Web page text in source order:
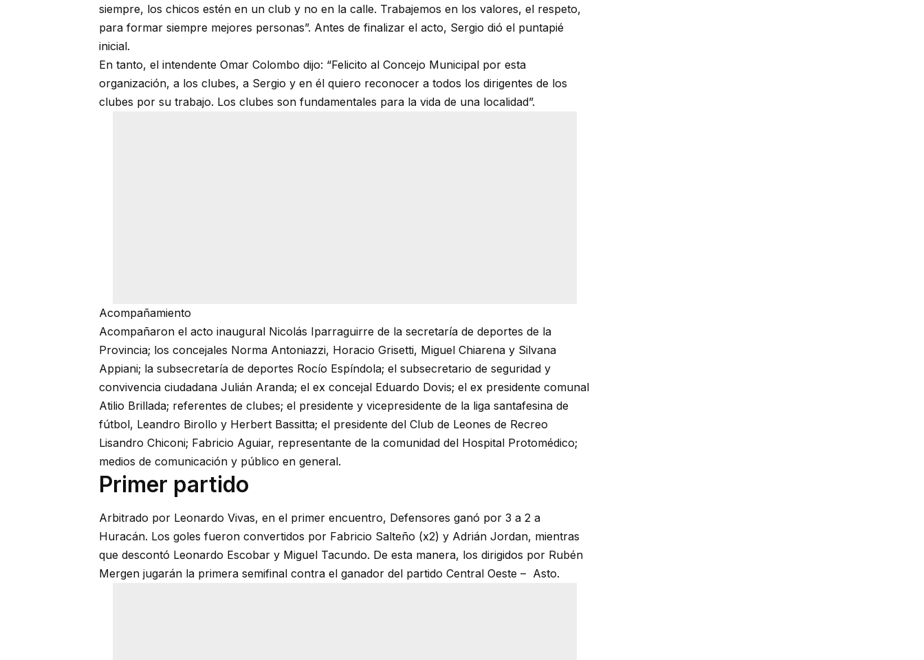
siempre, los chicos estén en un club y no en la calle. Trabajemos en los valores, el respeto,
para formar siempre mejores personas”. Antes de finalizar el acto, Sergio dió el puntapié
inicial.
En tanto, el intendente Omar Colombo dijo: “Felicito al Concejo Municipal por esta
organización, a los clubes, a Sergio y en él quiero reconocer a todos los dirigentes de los
clubes por su trabajo. Los clubes son fundamentales para la vida de una localidad”.
Acompañamiento
Acompañaron el acto inaugural Nicolás Iparraguirre de la secretaría de deportes de la
Provincia; los concejales Norma Antoniazzi, Horacio Grisetti, Miguel Chiarena y Silvana
Appiani; la subsecretaría de deportes Rocío Espíndola; el subsecretario de seguridad y
convivencia ciudadana Julián Aranda; el ex concejal Eduardo Dovis; el ex presidente comunal
Atilio Brillada; referentes de clubes; el presidente y vicepresidente de la liga santafesina de
fútbol, Leandro Birollo y Herbert Bassitta; el presidente del Club de Leones de Recreo
Lisandro Chiconi; Fabricio Aguiar, representante de la comunidad del Hospital Protomédico;
medios de comunicación y público en general.
Primer partido
Arbitrado por Leonardo Vivas, en el primer encuentro, Defensores ganó por 3 a 2 a
Huracán. Los goles fueron convertidos por Fabricio Salteño (x2) y Adrián Jordan, mientras
que descontó Leonardo Escobar y Miguel Tacundo. De esta manera, los dirigidos por Rubén
Mergen jugarán la primera semifinal contra el ganador del partido Central Oeste – Asto.